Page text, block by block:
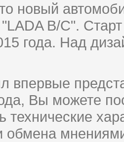
новый
B/C".
года. Над
впервые
Вы можете
технические